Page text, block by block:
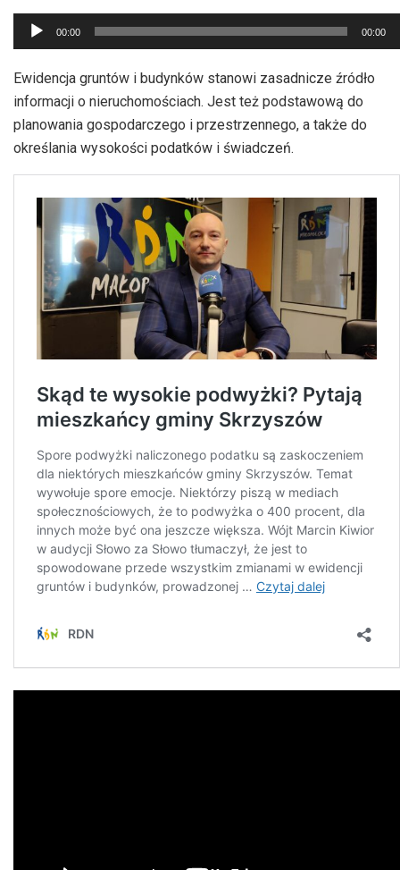
Odtwarzacz
plików
dźwiękowych
00:00 00:00
Ewidencja gruntów i budynków stanowi zasadnicze źródło
informacji o nieruchomościach. Jest też podstawową do
planowania gospodarczego i przestrzennego, a także do
określania wysokości podatków i świadczeń.